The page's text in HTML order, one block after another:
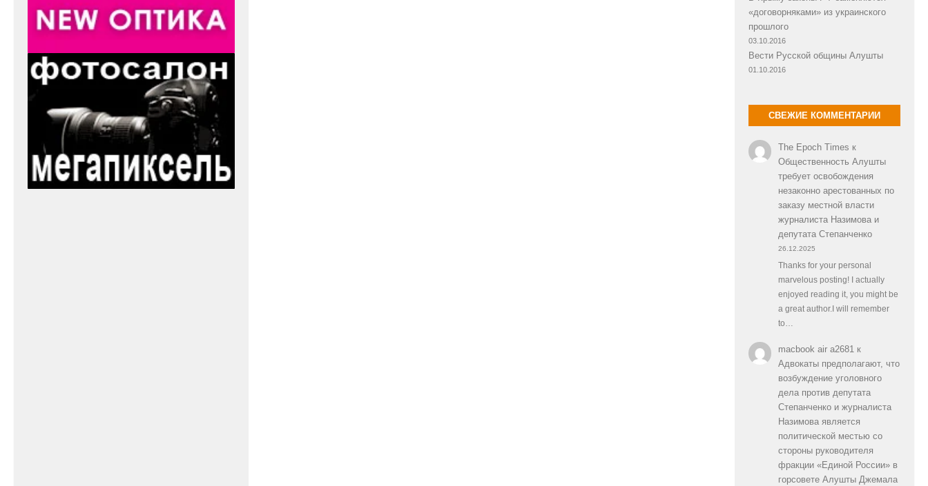
«договорняками» из украинского
прошлого
03.10.2016
Вести Русской общины Алушты
01.10.2016
СВЕЖИЕ КОММЕНТАРИИ
The Epoch Times к
Общественность Алушты
требует освобождения
незаконно арестованных по
заказу местной власти
журналиста Назимова и
депутата Степанченко
26.12.2025
Thanks for your personal
marvelous posting! I actually
enjoyed reading it, you might be
a great author.I will remember
to…
macbook air a2681к
Адвокаты предполагают, что
возбуждение уголовного
дела против депутата
Степанченко и журналиста
Назимова является
политической местью со
стороны руководителя
фракции «Единой России» в
горсовете Алушты Джемала